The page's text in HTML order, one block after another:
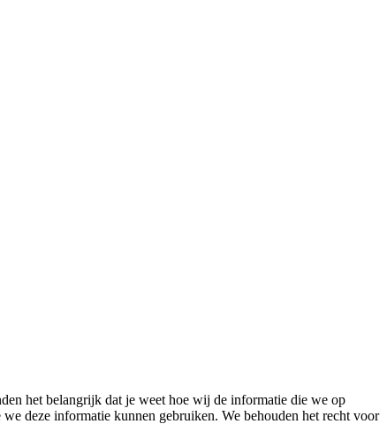
het belangrijk dat je weet hoe wij de informatie die we op
deze informatie kunnen gebruiken. We behouden het recht voor